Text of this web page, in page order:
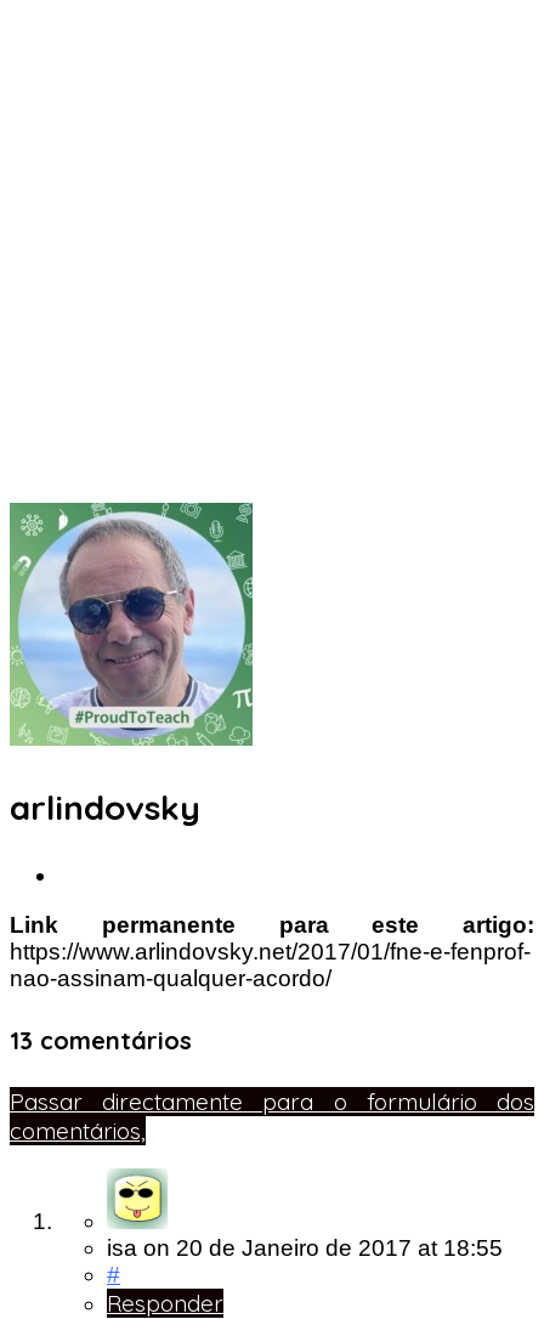
arlindovsky
Link permanente para este artigo:
https://www.arlindovsky.net/2017/01/fne-e-fenprof-
nao-assinam-qualquer-acordo/
13 comentários
Passar directamente para o formulário dos
comentários,
isa on 20 de Janeiro de 2017 at 18:55
#
Responder